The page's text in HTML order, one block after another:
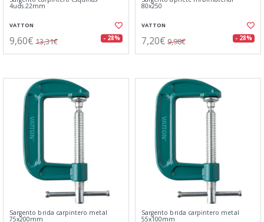
4uds.22mm
VATTON
9,60€ 13,31€ - 28%
80x250
VATTON
7,20€ 9,98€ - 28%
Sargento brida carpintero metal
75x200mm
Sargento brida carpintero metal
55x100mm